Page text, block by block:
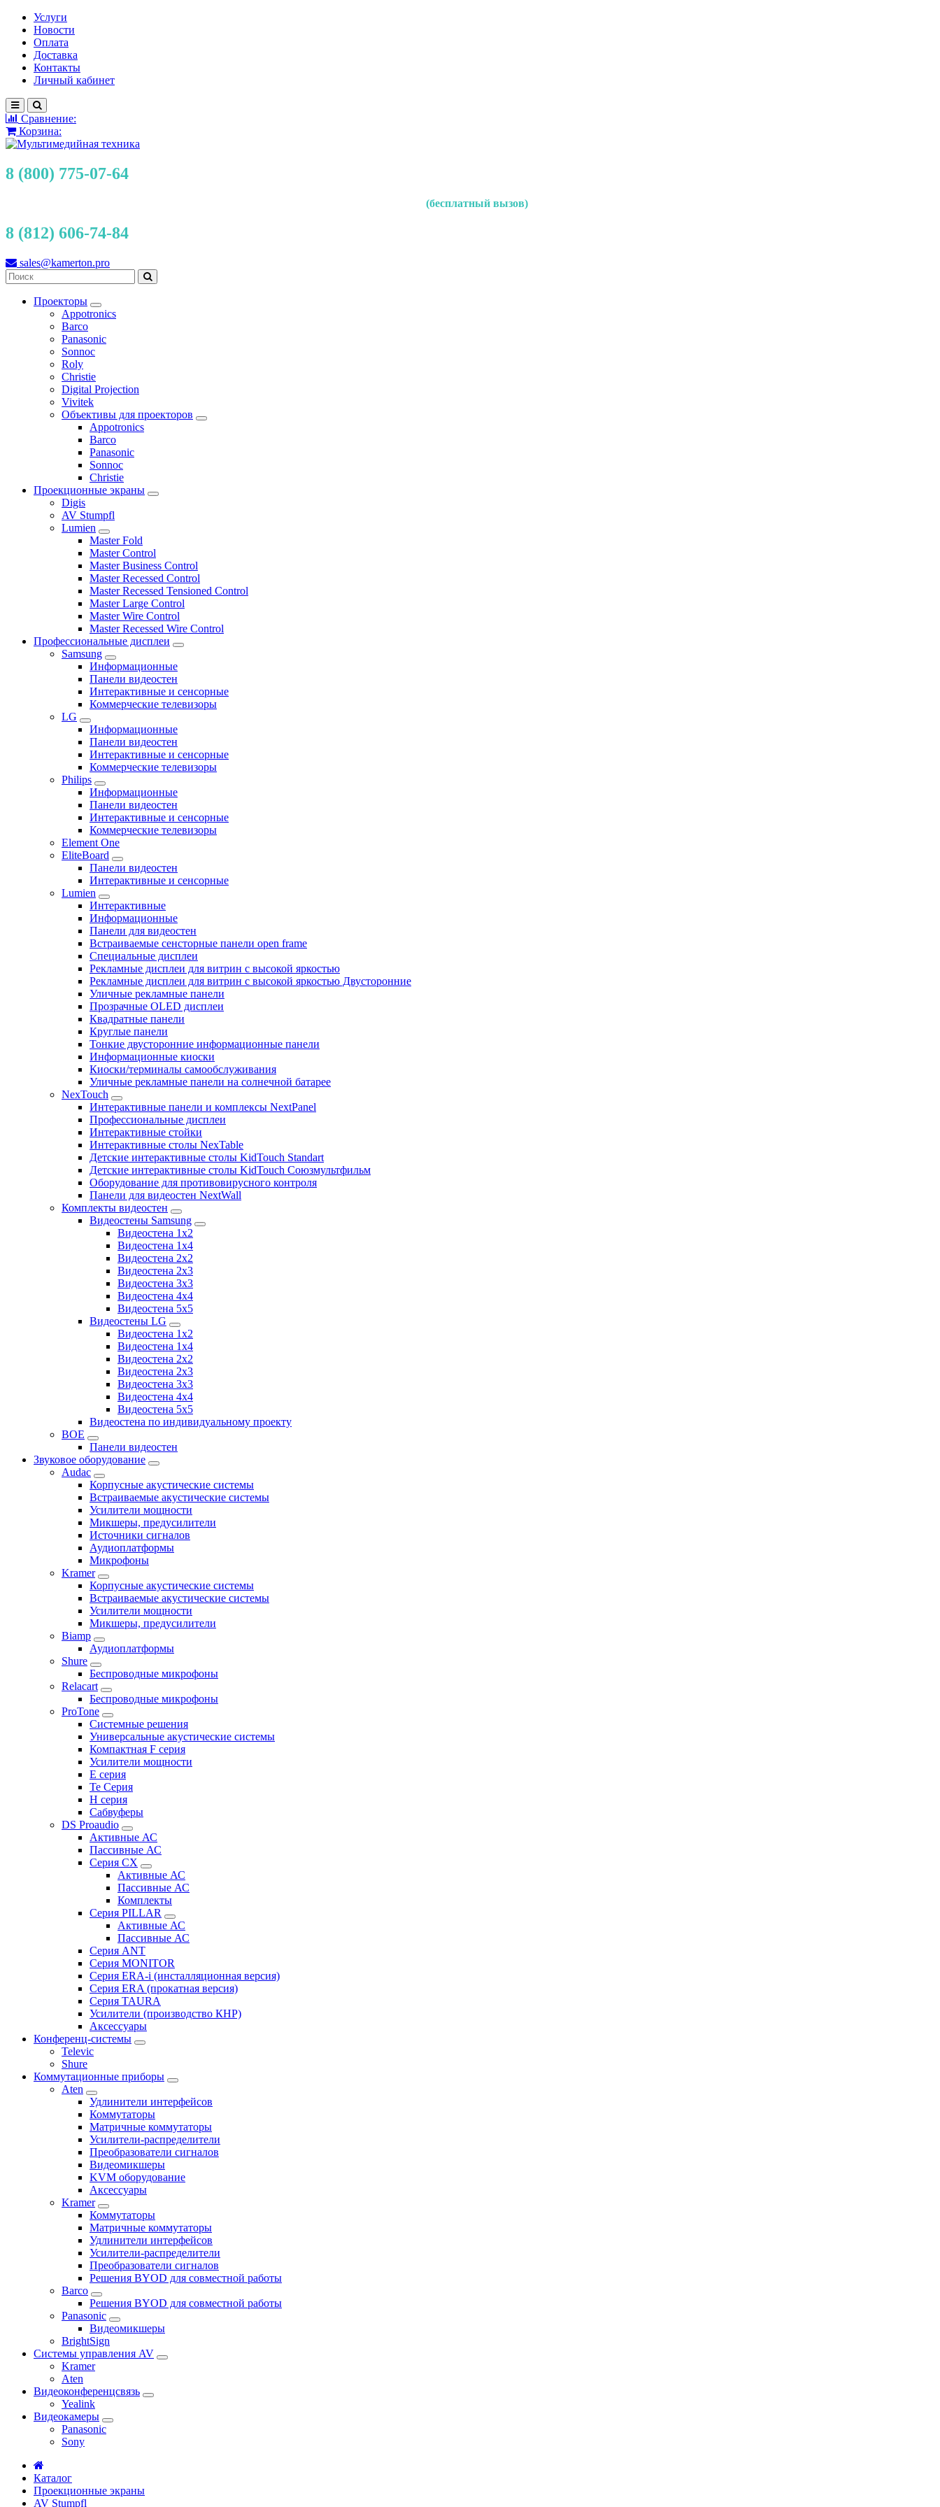
Услуги
Новости
Оплата
Доставка
Контакты
Личный кабинет
Сравнение:
Корзина:
8 (800) 775-07-64
(бесплатный вызов)
8 (812) 606-74-84
sales@kamerton.pro
Проекторы
Appotronics
Barco
Panasonic
Sonnoc
Roly
Christie
Digital Projection
Vivitek
Объективы для проекторов
Appotronics
Barco
Panasonic
Sonnoc
Сhristie
Проекционные экраны
Digis
AV Stumpfl
Lumien
Master Fold
Master Control
Master Business Control
Master Recessed Control
Master Recessed Tensioned Control
Master Large Control
Master Wire Control
Master Recessed Wire Control
Профессиональные дисплеи
Samsung
Информационные
Панели видеостен
Интерактивные и сенсорные
Коммерческие телевизоры
LG
Информационные
Панели видеостен
Интерактивные и сенсорные
Коммерческие телевизоры
Philips
Информационные
Панели видеостен
Интерактивные и сенсорные
Коммерческие телевизоры
Element One
EliteBoard
Панели видеостен
Интерактивные и сенсорные
Lumien
Интерактивные
Информационные
Панели для видеостен
Встраиваемые сенсторные панели open frame
Специальные дисплеи
Рекламные дисплеи для витрин с высокой яркостью
Рекламные дисплеи для витрин с высокой яркостью Двусторонние
Уличные рекламные панели
Прозрачные OLED дисплеи
Квадратные панели
Круглые панели
Тонкие двусторонние информационные панели
Информационные киоски
Киоски/терминалы самообслуживания
Уличные рекламные панели на солнечной батарее
NexTouch
Интерактивные панели и комплексы NextPanel
Профессиональные дисплеи
Интерактивные стойки
Интерактивные столы NexTable
Детские интерактивные столы KidTouch Standart
Детские интерактивные столы KidTouch Союзмультфильм
Оборудование для противовирусного контроля
Панели для видеостен NextWall
Комплекты видеостен
Видеостены Samsung
Видеостена 1x2
Видеостена 1x4
Видеостена 2x2
Видеостена 2х3
Видеостена 3x3
Видеостена 4x4
Видеостена 5x5
Видеостены LG
Видеостена 1x2
Видеостена 1x4
Видеостена 2x2
Видеостена 2x3
Видеостена 3x3
Видеостена 4x4
Видеостена 5x5
Видеостена по индивидуальному проекту
BOE
Панели видеостен
Звуковое оборудование
Audac
Корпусные акустические системы
Встраиваемые акустические системы
Усилители мощности
Микшеры, предусилители
Источники сигналов
Аудиоплатформы
Микрофоны
Kramer
Корпусные акустические системы
Встраиваемые акустические системы
Усилители мощности
Микшеры, предусилители
Biamp
Аудиоплатформы
Shure
Беспроводные микрофоны
Relacart
Беспроводные микрофоны
ProTone
Системные решения
Универсальные акустические системы
Компактная F серия
Усилители мощности
E серия
Te Серия
H серия
Сабвуферы
DS Proaudio
Активные АС
Пассивные АС
Серия CX
Активные АС
Пассивные АС
Комплекты
Серия PILLAR
Активные АС
Пассивные АС
Серия ANT
Серия MONITOR
Серия ERA-i (инсталляционная версия)
Серия ERA (прокатная версия)
Серия TAURA
Усилители (производство КНР)
Аксессуары
Конференц-системы
Televic
Shure
Коммутационные приборы
Aten
Удлинители интерфейсов
Коммутаторы
Матричные коммутаторы
Усилители-распределители
Преобразователи сигналов
Видеомикшеры
KVM оборудование
Аксессуары
Kramer
Коммутаторы
Матричные коммутаторы
Удлинители интерфейсов
Усилители-распределители
Преобразователи сигналов
Решения BYOD для совместной работы
Barco
Решения BYOD для совместной работы
Panasonic
Видеомикшеры
BrightSign
Системы управления AV
Kramer
Aten
Видеоконференцсвязь
Yealink
Видеокамеры
Panasonic
Sony
Каталог
Проекционные экраны
AV Stumpfl